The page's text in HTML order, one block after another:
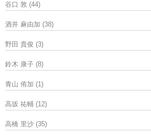
谷口 敦 (44)
酒井 麻由加 (38)
野田 貴俊 (3)
鈴木 康子 (8)
青山 侑加 (1)
高坂 祐輔 (12)
高橋 里沙 (35)